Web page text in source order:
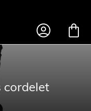
 
cordelet